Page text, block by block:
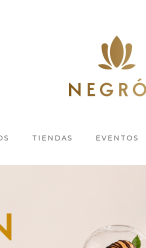
TIENDAS EVENTOS